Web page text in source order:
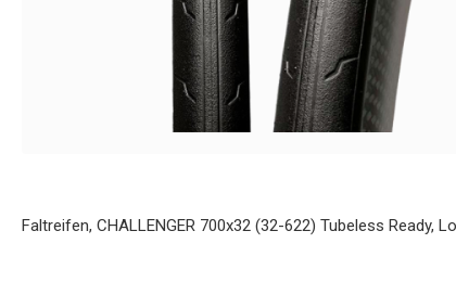
Faltreifen, CHALLENGER 700x32 (32-622) Tubeless Ready,